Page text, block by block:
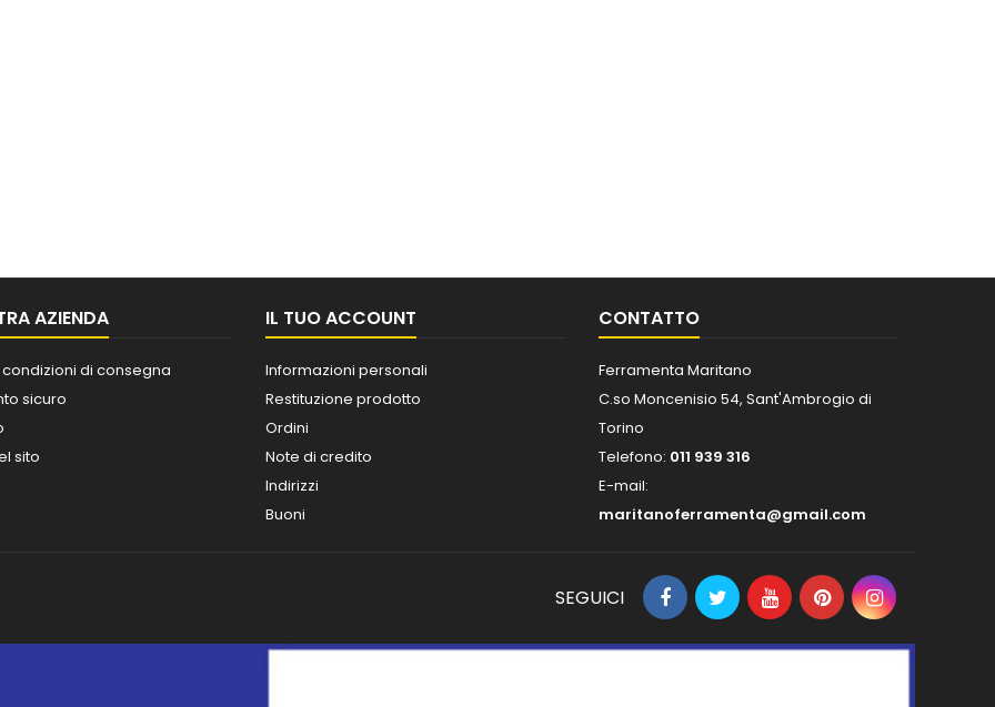
AZIENDA
di consegna
sicuro
sito
IL TUO ACCOUNT
Informazioni personali
Restituzione prodotto
Ordini
Note di credito
Indirizzi
Buoni
CONTATTO
Ferramenta Maritano
C.so Moncenisio 54, Sant'Ambrogio di
Torino
Telefono: 011 939 316
E-mail:
maritanoferramenta@gmail.com
SEGUICI